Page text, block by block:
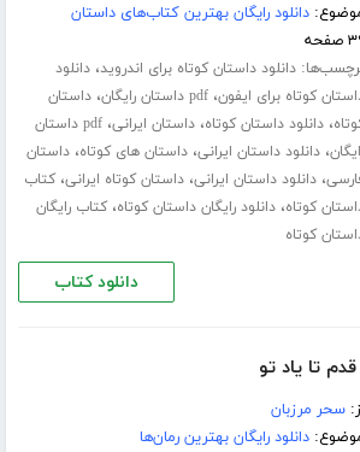
دانلود رایگان بهترین کتاب‌های داستان
دانلود داستان کوتاه برای اندروید،دانلود
کوتاه برای ایفون،pdf داستان رایگان ،داستان
،دانلود داستان کوتاه،داستان ایرانی،
pdf داستان
،دانلود داستان ایرانی،داستان های کوتاه،داستان
،دانلود داستان ایرانی،داستان کوتاه ایرانی،کتاب
کوتاه،دانلود رایگان داستان کوتاه،کتاب رایگان
کوتاه
دانلود کتاب
تا یاد تو
سحر مرزبان
دانلود رایگان بهترین رمان‌ها